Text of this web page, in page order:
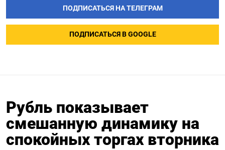
ПОДПИСАТЬСЯ НА ТЕЛЕГРАМ
ПОДПИСАТЬСЯ В GOOGLE
Рубль показывает
смешанную динамику на
спокойных торгах вторника